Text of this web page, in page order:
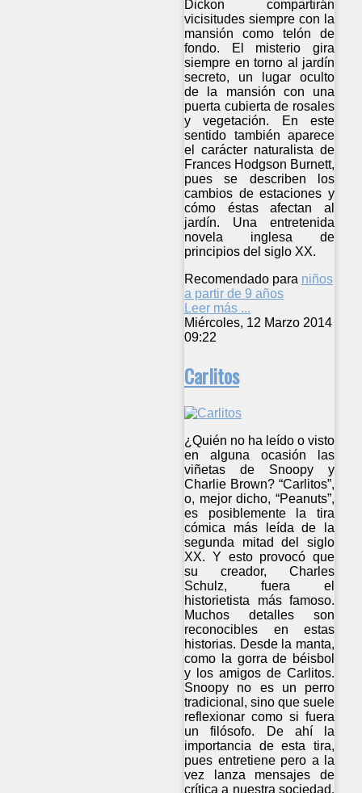
Dickon compartirán
vicisitudes siempre con la
mansión como telón de
fondo. El misterio gira
siempre en torno al jardín
secreto, un lugar oculto
de la mansión con una
puerta cubierta de rosales
y vegetación. En este
sentido también aparece
el carácter naturalista de
Frances Hodgson Burnett,
pues se describen los
cambios de estaciones y
cómo éstas afectan al
jardín. Una entretenida
novela inglesa de
principios del siglo XX.
Recomendado para niños
a partir de 9 años
Leer más ...
Miércoles, 12 Marzo 2014
09:22
Carlitos
¿Quién no ha leído o visto
en alguna ocasión las
viñetas de Snoopy y
Charlie Brown? “Carlitos”,
o, mejor dicho, “Peanuts”,
es posiblemente la tira
cómica más leída de la
segunda mitad del siglo
XX. Y esto provocó que
su creador, Charles
Schulz, fuera el
historietista más famoso.
Muchos detalles son
reconocibles en estas
historias. Desde la manta,
como la gorra de béisbol
y los amigos de Carlitos.
Snoopy no es un perro
tradicional, sino que suele
reflexionar como si fuera
un filósofo. De ahí la
importancia de esta tira,
pues entretiene pero a la
vez lanza mensajes de
crítica a nuestra sociedad.